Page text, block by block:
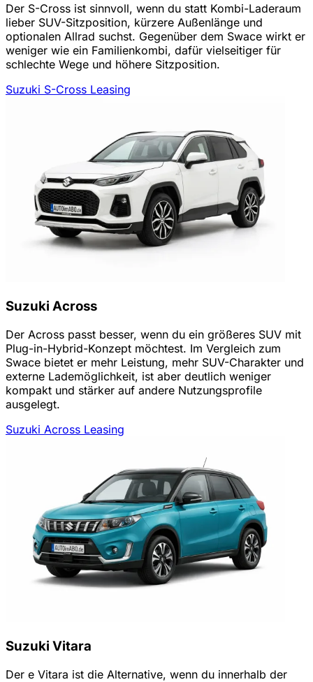
Der S-Cross ist sinnvoll, wenn du statt Kombi-Laderaum
lieber SUV-Sitzposition, kürzere Außenlänge und
optionalen Allrad suchst. Gegenüber dem Swace wirkt er
weniger wie ein Familienkombi, dafür vielseitiger für
schlechte Wege und höhere Sitzposition.
Suzuki S-Cross Leasing
Suzuki Across
Der Across passt besser, wenn du ein größeres SUV mit
Plug-in-Hybrid-Konzept möchtest. Im Vergleich zum
Swace bietet er mehr Leistung, mehr SUV-Charakter und
externe Lademöglichkeit, ist aber deutlich weniger
kompakt und stärker auf andere Nutzungsprofile
ausgelegt.
Suzuki Across Leasing
Suzuki Vitara
Der e Vitara ist die Alternative, wenn du innerhalb der